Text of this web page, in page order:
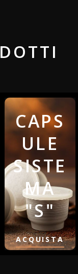
CAPS
ULE
SISTE
MA
"S"
ACQUISTA